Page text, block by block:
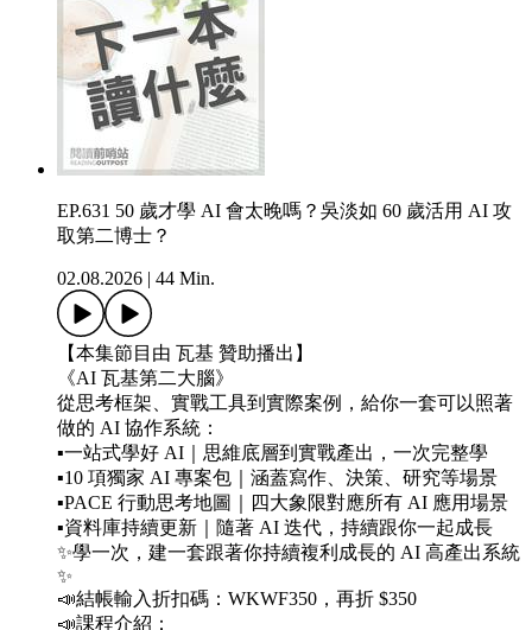
EP.631 50 歲才學 AI 會太晚嗎？吳淡如 60 歲活用 AI 攻
取第二博士？
02.08.2026 44 Min.
【本集節目由 瓦基 贊助播出】
《AI 瓦基第二大腦》
從思考框架、實戰工具到實際案例，給你一套可以照著
做的 AI 協作系統：
▪️一站式學好 AI｜思維底層到實戰產出，一次完整學
▪️10 項獨家 AI 專案包｜涵蓋寫作、決策、研究等場景
▪️PACE 行動思考地圖｜四大象限對應所有 AI 應用場景
▪️資料庫持續更新｜隨著 AI 迭代，持續跟你一起成長
✨學一次，建一套跟著你持續複利成長的 AI 高產出系統
✨
📣結帳輸入折扣碼：WKWF350，再折 $350
📣課程介紹：